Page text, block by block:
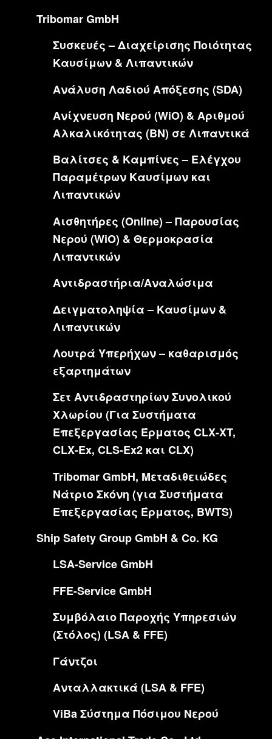
Tribomar GmbH
Συσκευές – Διαχείρισης Ποιότητας
Καυσίμων & Λιπαντικών
Ανάλυση Λαδιού Απόξεσης (SDA)
Ανίχνευση Νερού (WiO) & Αριθμού
Αλκαλικότητας (BN) σε Λιπαντικά
Βαλίτσες & Καμπίνες – Ελέγχου
Παραμέτρων Καυσίμων και
Λιπαντικών
Αισθητήρες (Online) – Παρουσίας
Νερού (WiO) & Θερμοκρασία
Λιπαντικών
Αντιδραστήρια/Αναλώσιμα
Δειγματοληψία – Καυσίμων &
Λιπαντικών
Λουτρά Υπερήχων – καθαρισμός
εξαρτημάτων
Σετ Αντιδραστηρίων Συνολικού
Χλωρίου (Για Συστήματα
Επεξεργασίας Έρματος CLX-XT,
CLX-Ex, CLS-Ex2 και CLX)
Tribomar GmbH, Μεταδιθειώδες
Νάτριο Σκόνη (για Συστήματα
Επεξεργασίας Έρματος, BWTS)
Ship Safety Group GmbH & Co. KG
LSA-Service GmbH
FFE-Service GmbH
Συμβόλαιο Παροχής Υπηρεσιών
(Στόλος) (LSA & FFE)
Γάντζοι
Ανταλλακτικά (LSA & FFE)
ViBa Σύστημα Πόσιμου Νερού